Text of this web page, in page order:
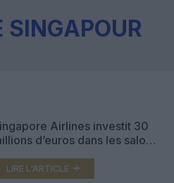
SINGAPOUR
Airlines investit 30
d’euros dans les salons
LIRE L'ARTICLE